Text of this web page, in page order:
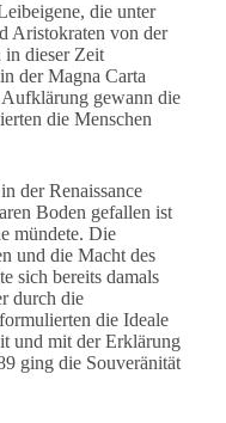
die unter
Aristokraten von der
in dieser Zeit
der Magna Carta
gewann die
die Menschen
der Renaissance
Boden gefallen ist
mündete. Die
und die Macht des
sich bereits damals
durch die
die Ideale
und mit der Erklärung
ging die Souveränität